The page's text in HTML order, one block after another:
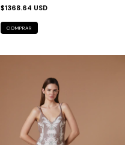
$1368.64 USD
COMPRAR